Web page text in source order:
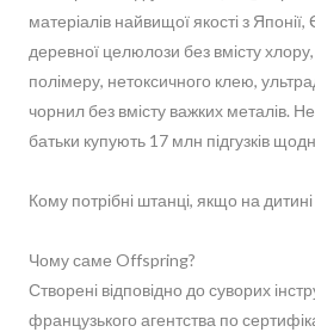
матеріалів найвищої якості з
деревної целюлози без вмісту
полімеру, нетоксичного клею,
чорнил без вмісту важких металів.
батьки купують 17 млн підгузків
Кому потрібні штанці, якщо на
Чому саме Offspring?
Створені відповідно до суворих
французького агентства по